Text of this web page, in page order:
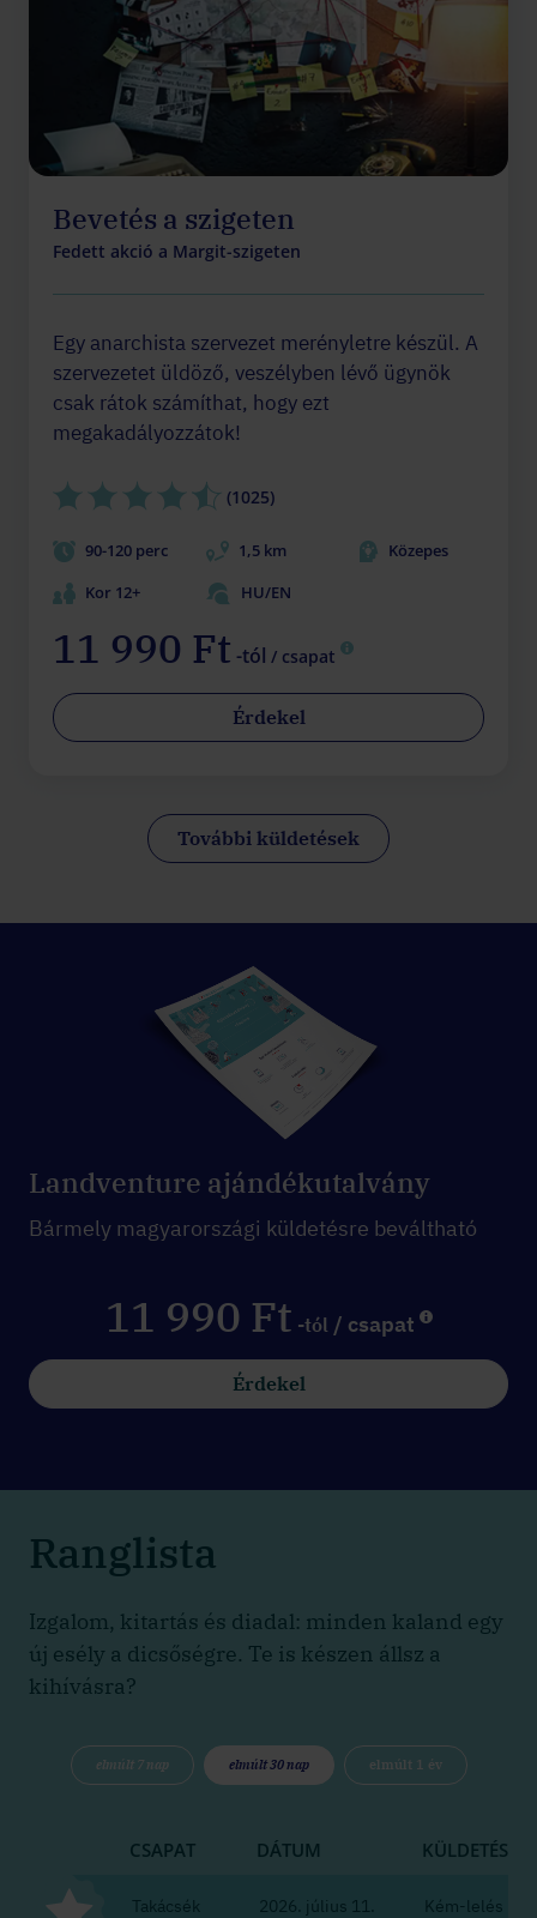
Bevetés a szigeten
Fedett akció a Margit-szigeten
Egy anarchista szervezet merényletre készül. A
szervezetet üldöző, veszélyben lévő ügynök
csak rátok számíthat, hogy ezt
megakadályozzátok!
(1025)
90-120 perc 1,5 km
Közepes
Kor 12+
HU/EN
11 990 Ft -tól / csapat
Érdekel
További küldetések
Landventure ajándékutalvány
Bármely magyarországi küldetésre beváltható
11 990 Ft -tól / csapat
Érdekel
Ranglista
Izgalom, kitartás és diadal: minden kaland egy
új esély a dicsőségre. Te is készen állsz a
kihívásra?
elmúlt 7 nap elmúlt 30 nap elmúlt 1 év
CSAPAT DÁTUM KÜLDETÉS
Takácsék 2026. július 11. Kém-lelés